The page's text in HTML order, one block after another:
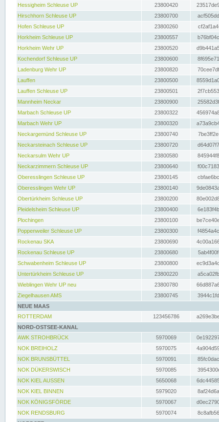
Hessigheim Schleuse UP
23800420
Hirschhorn Schleuse UP
23800700
Hofen Schleuse UP
23800260
Horkheim Schleuse UP
23800557
Horkheim Wehr UP
23800520
Kochendorf Schleuse UP
23800600
Ladenburg Wehr UP
23800820
Lauffen
23800500
Lauffen Schleuse UP
23800501
Mannheim Neckar
23800900
Marbach Schleuse UP
23800322
Marbach Wehr UP
23800320
Neckargemünd Schleuse UP
23800740
Neckarsteinach Schleuse UP
23800720
Neckarsulm Wehr UP
23800580
Neckarzimmern Schleuse UP
23800640
Oberesslingen Schleuse UP
23800145
Oberesslingen Wehr UP
23800140
Obertürkheim Schleuse UP
23800200
Pleidelsheim Schleuse UP
23800400
Plochingen
23800100
Poppenweiler Schleuse UP
23800300
Rockenau SKA
23800690
Rockenau Schleuse UP
23800680
Schwabenheim Schleuse UP
23800800
Untertürkheim Schleuse UP
23800220
Wieblingen Wehr UP neu
23800780
Ziegelhausen AMS
23800745
NEUE MAAS
ROTTERDAM
123456786
NORD-OSTSEE-KANAL
AWK STROHBRÜCK
5970069
NOK BREIHOLZ
5970075
NOK BRUNSBÜTTEL
5970091
NOK DÜKERSWISCH
5970085
NOK KIEL AUSSEN
5650068
NOK KIEL BINNEN
5979020
NOK KÖNIGSFÖRDE
5970067
NOK RENDSBURG
5970074